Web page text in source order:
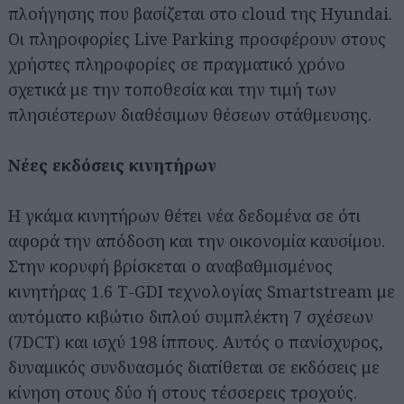
πλοήγησης που βασίζεται στο cloud της Hyundai.
Οι πληροφορίες Live Parking προσφέρουν στους
χρήστες πληροφορίες σε πραγματικό χρόνο
σχετικά με την τοποθεσία και την τιμή των
πλησιέστερων διαθέσιμων θέσεων στάθμευσης.
Νέες εκδόσεις κινητήρων
Η γκάμα κινητήρων θέτει νέα δεδομένα σε ότι
αφορά την απόδοση και την οικονομία καυσίμου.
Στην κορυφή βρίσκεται ο αναβαθμισμένος
κινητήρας 1.6 T-GDI τεχνολογίας Smartstream με
αυτόματο κιβώτιο διπλού συμπλέκτη 7 σχέσεων
(7DCT) και ισχύ 198 ίππους. Αυτός ο πανίσχυρος,
δυναμικός συνδυασμός διατίθεται σε εκδόσεις με
κίνηση στους δύο ή στους τέσσερεις τροχούς.